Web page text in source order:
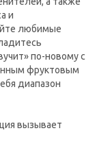
и
любимые
по-новому с
фруктовым
диапазон
вызывает